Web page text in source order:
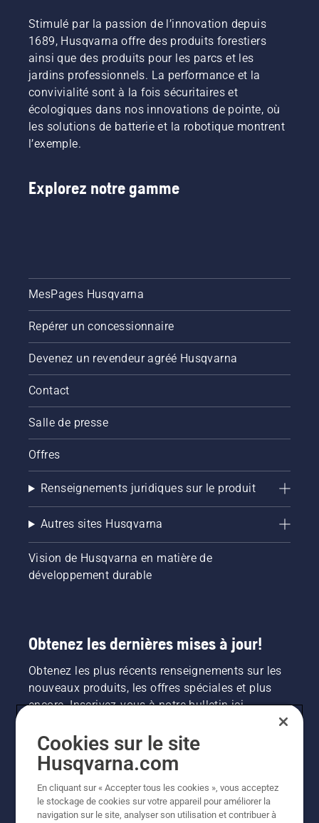
Stimulé par la passion de l’innovation depuis
1689, Husqvarna offre des produits forestiers
ainsi que des produits pour les parcs et les
jardins professionnels. La performance et la
convivialité sont à la fois sécuritaires et
écologiques dans nos innovations de pointe, où
les solutions de batterie et la robotique montrent
l’exemple.
Explorez notre gamme
MesPages Husqvarna
Repérer un concessionnaire
Devenez un revendeur agréé Husqvarna
Contact
Salle de presse
Offres
Renseignements juridiques sur le produit
Autres sites Husqvarna
Vision de Husqvarna en matière de
développement durable
Obtenez les dernières mises à jour!
Obtenez les plus récents renseignements sur les
nouveaux produits, les offres spéciales et plus
encore. Inscrivez-vous à notre bulletin ici.
INSCRIPTION À LA NEWSLETTER
Cookies sur le site
Husqvarna.com
En cliquant sur « Accepter tous les cookies », vous acceptez
le stockage de cookies sur votre appareil pour améliorer la
navigation sur le site, analyser son utilisation et contribuer à